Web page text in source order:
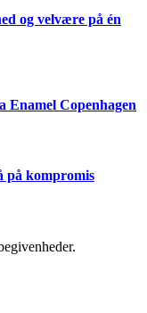
og velvære på én
Enamel Copenhagen
på kompromis